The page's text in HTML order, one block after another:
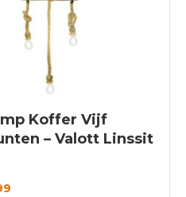
Koffer Vijf
– Valott Linssit